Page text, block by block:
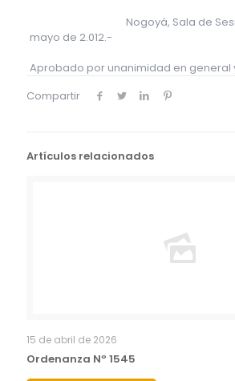
Nogoyá, Sala de
mayo de 2.012.-
Aprobado por unanimidad en general
Compartir
Artículos relacionados
15 de abril de 2026
Ordenanza Nº 1545